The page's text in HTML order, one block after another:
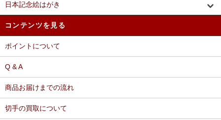
日本記念絵はがき
コンテンツを見る
ポイントについて
Q & A
商品お届けまでの流れ
切手の買取について